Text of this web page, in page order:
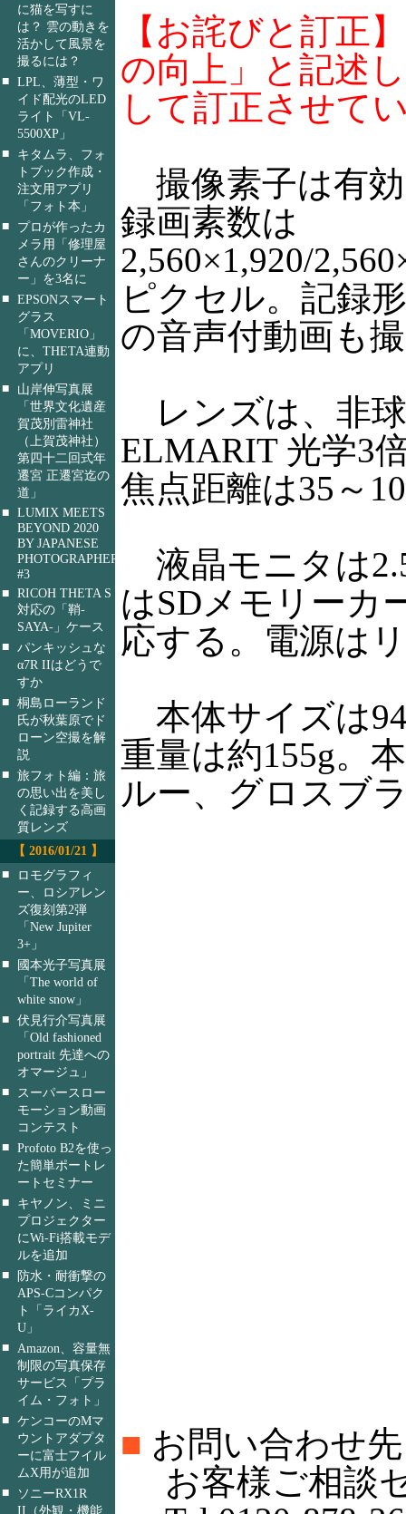
に猫を写すに
は？ 雲の動きを
活かして風景を
撮るには？
■ LPL、薄型・ワ
イド配光のLED
ライト「VL-
5500XP」
■
キタムラ、フォ
トブック作成・
注文用アプリ
「フォト本」
■
プロが作ったカ
メラ用「修理屋
さんのクリーナ
ー」を3名に
■ EPSONスマート
グラス
「MOVERIO」
に、THETA連動
アプリ
■
山岸伸写真展
「世界文化遺産
賀茂別雷神社
（上賀茂神社）
第四十二回式年
遷宮 正遷宮迄の
道」
■ LUMIX MEETS
BEYOND 2020
BY JAPANESE
PHOTOGRAPHERS
#3
■ RICOH THETA S
対応の「鞘-
SAYA-」ケース
■ パンキッシュな
α7R IIはどうで
すか
■ 桐島ローランド
氏が秋葉原でド
ローン空撮を解
説
■ 旅フォト編：旅
の思い出を美し
く記録する高画
質レンズ
【 2016/01/21 】
■
ロモグラフィ
ー、ロシアレン
ズ復刻第2弾
「New Jupiter
3+」
■
國本光子写真展
「The world of
white snow」
■ 伏見行介写真展
「Old fashioned
portrait 先達への
オマージュ」
■
スーパースロー
モーション動画
コンテスト
■ Profoto B2を使っ
た簡単ポートレ
ートセミナー
■
キヤノン、ミニ
プロジェクター
にWi-Fi搭載モデ
ルを追加
■
防水・耐衝撃の
APS-Cコンパク
ト「ライカX-
U」
■
Amazon、容量無
制限の写真保存
サービス「プラ
イム・フォト」
■ ケンコーのMマ
ウントアダプタ
ーに富士フイル
ムX用が追加
■
ソニーRX1R
II（外観・機能
【お詫びと訂正
の向上」と記述
して訂正させて
撮像素子は有効
録画素数は
2,560×1,920/
ピクセル。記録
の音声付動画も
レンズは、非球
ELMARIT 光学3
焦点距離は35～
液晶モニタは
はSDメモリーカ
応する。電源は
本体サイズは
重量は約155g。
ルー、グロスブ
■ お問い合わせ先
お客様ご相談